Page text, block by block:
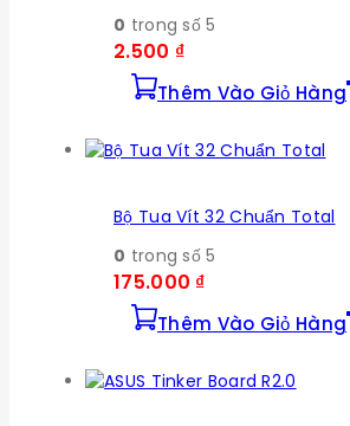
0 trong số 5
2.500 ₫
Thêm Vào Giỏ Hàng
Bộ Tua Vít 32 Chuẩn Total
0 trong số 5
175.000 ₫
Thêm Vào Giỏ Hàng